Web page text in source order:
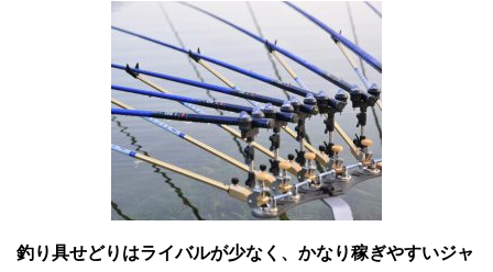
釣り具せどりはライバルが少なく、かなり稼ぎやすいジャ